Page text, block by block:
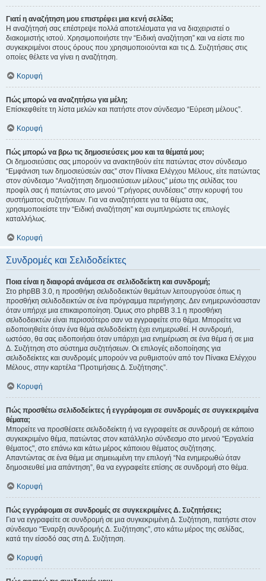
Γιατί η αναζήτηση μου επιστρέφει μια κενή σελίδα;
Η αναζήτησή σας επέστρεψε πολλά αποτελέσματα για να διαχειριστεί ο
διακομιστής ιστού. Χρησιμοποιήστε την “Ειδική αναζήτηση” και να είστε πιο
συγκεκριμένοι στους όρους που χρησιμοποιούνται και τις Δ. Συζητήσεις στις
οποίες θέλετε να γίνει η αναζήτηση.
Κορυφή
Πώς μπορώ να αναζητήσω για μέλη;
Επίσκεφθείτε τη λίστα μελών και πατήστε στον σύνδεσμο “Εύρεση μέλους”.
Κορυφή
Πώς μπορώ να βρω τις δημοσιεύσεις μου και τα θέματά μου;
Οι δημοσιεύσεις σας μπορούν να ανακτηθούν είτε πατώντας στον σύνδεσμο
“Εμφάνιση των δημοσιεύσεών σας” στον Πίνακα Ελέγχου Μέλους, είτε πατώντας
στον σύνδεσμο “Αναζήτηση δημοσιεύσεων μέλους” μέσω της σελίδας του
προφίλ σας ή πατώντας στο μενού “Γρήγορες συνδέσεις” στην κορυφή του
συστήματος συζητήσεων. Για να αναζητήσετε για τα θέματα σας,
χρησιμοποιείστε την “Ειδική αναζήτηση” και συμπληρώστε τις επιλογές
καταλλήλως.
Κορυφή
Συνδρομές και Σελιδοδείκτες
Ποια είναι η διαφορά ανάμεσα σε σελιδοδείκτη και συνδρομή;
Στο phpBB 3.0, η προσθήκη σελιδοδεικτών θεμάτων λειτουργούσε όπως η
προσθήκη σελιδοδεικτών σε ένα πρόγραμμα περιήγησης. Δεν ενημερωνόσασταν
όταν υπήρχε μια επικαιροποίηση. Όμως στο phpBB 3.1 η προσθήκη
σελιδοδεικτών είναι περισσότερο σαν να εγγραφείτε στο θέμα. Μπορείτε να
ειδοποιηθείτε όταν ένα θέμα σελιδοδείκτη έχει ενημερωθεί. Η συνδρομή,
ωστόσο, θα σας ειδοποιήσει όταν υπάρχει μια ενημέρωση σε ένα θέμα ή σε μια
Δ. Συζήτηση στο σύστημα συζητήσεων. Οι επιλογές ειδοποίησης για
σελιδοδείκτες και συνδρομές μπορούν να ρυθμιστούν από τον Πίνακα Ελέγχου
Μέλους, στην καρτέλα “Προτιμήσεις Δ. Συζήτησης”.
Κορυφή
Πώς προσθέτω σελιδοδείκτες ή εγγράφομαι σε συνδρομές σε συγκεκριμένα
θέματα;
Μπορείτε να προσθέσετε σελιδοδείκτη ή να εγγραφείτε σε συνδρομή σε κάποιο
συγκεκριμένο θέμα, πατώντας στον κατάλληλο σύνδεσμο στο μενού "Εργαλεία
θέματος", στο επάνω και κάτω μέρος κάποιου θέματος συζήτησης.
Απαντώντας σε ένα θέμα με σημειωμένη την επιλογή “Να ενημερωθώ όταν
δημοσιευθεί μια απάντηση”, θα να εγγραφείτε επίσης σε συνδρομή στο θέμα.
Κορυφή
Πώς εγγράφομαι σε συνδρομές σε συγκεκριμένες Δ. Συζητήσεις;
Για να εγγραφείτε σε συνδρομή σε μια συγκεκριμένη Δ. Συζήτηση, πατήστε στον
σύνδεσμο “Έναρξη συνδρομής Δ. Συζήτησης”, στο κάτω μέρος της σελίδας,
κατά την είσοδό σας στη Δ. Συζήτηση.
Κορυφή